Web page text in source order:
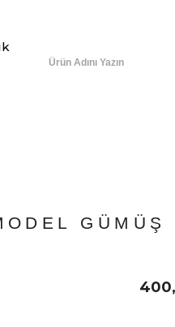
GÜMÜŞ